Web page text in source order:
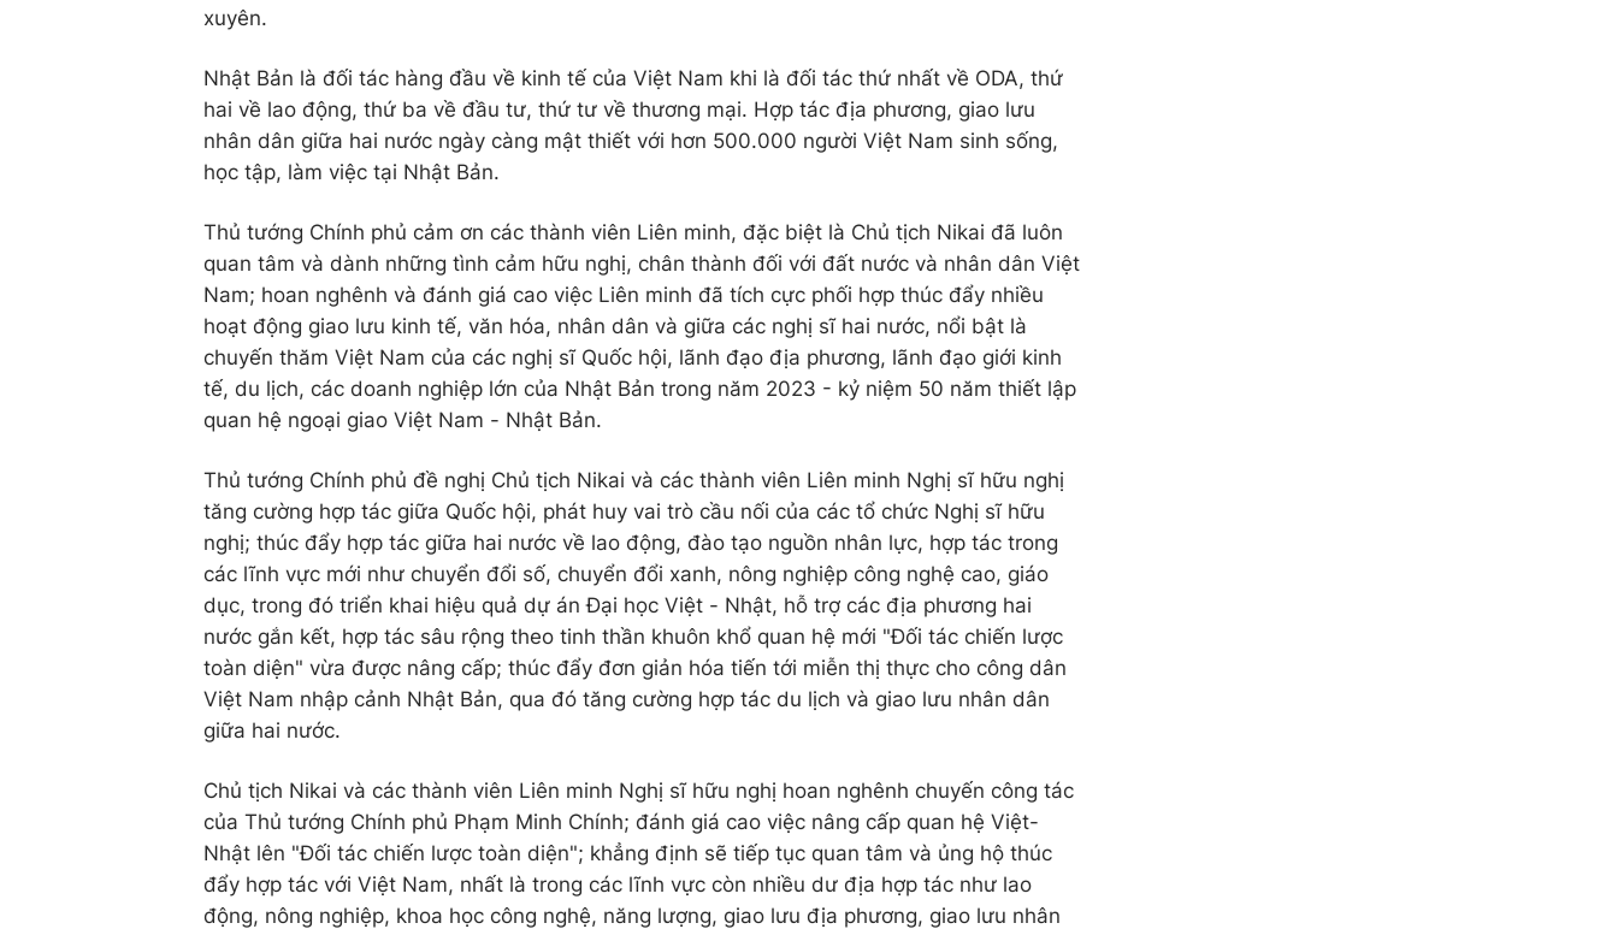
xuyên.
Nhật Bản là đối tác hàng đầu về kinh tế của Việt Nam khi là đối tác thứ nhất về ODA, thứ
hai về lao động, thứ ba về đầu tư, thứ tư về thương mại. Hợp tác địa phương, giao lưu
nhân dân giữa hai nước ngày càng mật thiết với hơn 500.000 người Việt Nam sinh sống,
học tập, làm việc tại Nhật Bản.
Thủ tướng Chính phủ cảm ơn các thành viên Liên minh, đặc biệt là Chủ tịch Nikai đã luôn
quan tâm và dành những tình cảm hữu nghị, chân thành đối với đất nước và nhân dân Việt
Nam; hoan nghênh và đánh giá cao việc Liên minh đã tích cực phối hợp thúc đẩy nhiều
hoạt động giao lưu kinh tế, văn hóa, nhân dân và giữa các nghị sĩ hai nước, nổi bật là
chuyến thăm Việt Nam của các nghị sĩ Quốc hội, lãnh đạo địa phương, lãnh đạo giới kinh
tế, du lịch, các doanh nghiệp lớn của Nhật Bản trong năm 2023 - kỷ niệm 50 năm thiết lập
quan hệ ngoại giao Việt Nam - Nhật Bản.
Thủ tướng Chính phủ đề nghị Chủ tịch Nikai và các thành viên Liên minh Nghị sĩ hữu nghị
tăng cường hợp tác giữa Quốc hội, phát huy vai trò cầu nối của các tổ chức Nghị sĩ hữu
nghị; thúc đẩy hợp tác giữa hai nước về lao động, đào tạo nguồn nhân lực, hợp tác trong
các lĩnh vực mới như chuyển đổi số, chuyển đổi xanh, nông nghiệp công nghệ cao, giáo
dục, trong đó triển khai hiệu quả dự án Đại học Việt - Nhật, hỗ trợ các địa phương hai
nước gắn kết, hợp tác sâu rộng theo tinh thần khuôn khổ quan hệ mới "Đối tác chiến lược
toàn diện" vừa được nâng cấp; thúc đẩy đơn giản hóa tiến tới miễn thị thực cho công dân
Việt Nam nhập cảnh Nhật Bản, qua đó tăng cường hợp tác du lịch và giao lưu nhân dân
giữa hai nước.
Chủ tịch Nikai và các thành viên Liên minh Nghị sĩ hữu nghị hoan nghênh chuyến công tác
của Thủ tướng Chính phủ Phạm Minh Chính; đánh giá cao việc nâng cấp quan hệ Việt-
Nhật lên "Đối tác chiến lược toàn diện"; khẳng định sẽ tiếp tục quan tâm và ủng hộ thúc
đẩy hợp tác với Việt Nam, nhất là trong các lĩnh vực còn nhiều dư địa hợp tác như lao
động, nông nghiệp, khoa học công nghệ, năng lượng, giao lưu địa phương, giao lưu nhân